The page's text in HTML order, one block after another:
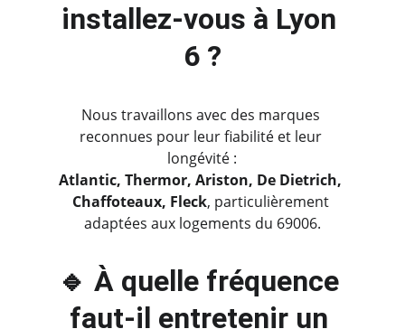
installez-vous à Lyon
6 ?
Nous travaillons avec des marques
reconnues pour leur fiabilité et leur
longévité :
Atlantic, Thermor, Ariston, De Dietrich,
Chaffoteaux, Fleck, particulièrement
adaptées aux logements du 69006.
🔹 À quelle fréquence
faut-il entretenir un